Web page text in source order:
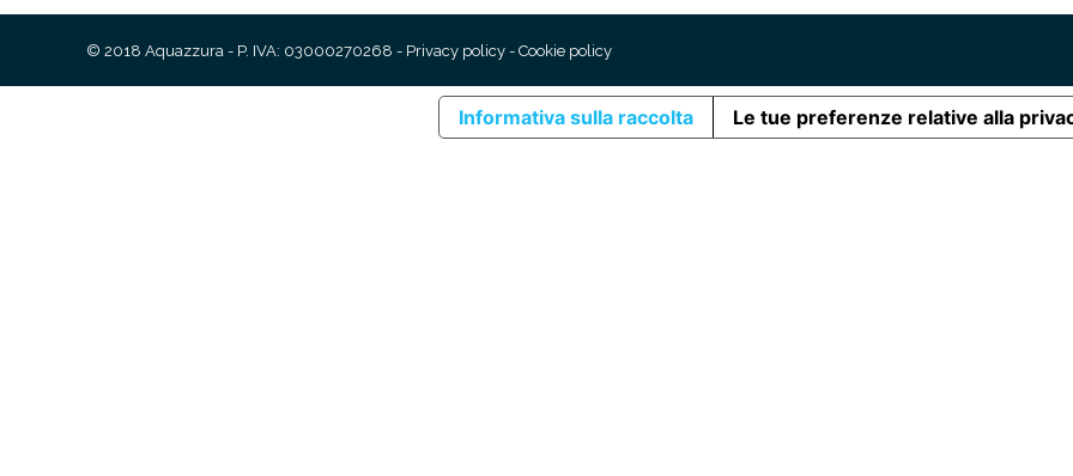
© 2018 Aquazzura - P. IVA: 03000270268 - Privacy policy - Cookie policy
Informativa sulla raccolta Le tue preferenze relative alla